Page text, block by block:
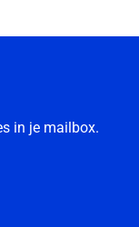
in je mailbox.